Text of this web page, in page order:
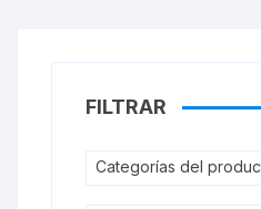
FILTRAR
Categorías del